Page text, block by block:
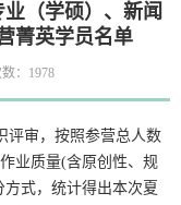
（学硕）、新闻
菁英学员名单
： 1978
评审，按照参营总人数
业质量(含原创性、规
式，统计得出本次夏